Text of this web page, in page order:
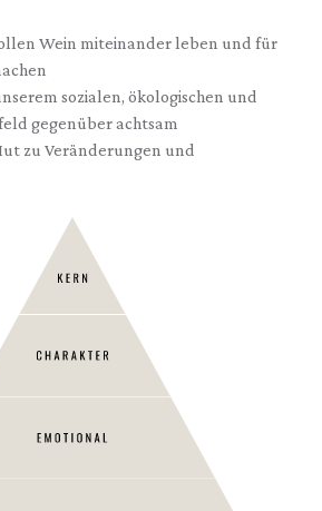
Wein miteinander leben und für
sozialen, ökologischen und
gegenüber achtsam
zu Veränderungen und